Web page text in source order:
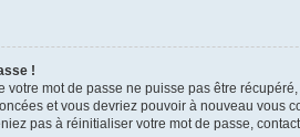
!
votre mot de passe ne puisse pas être
et vous devriez pouvoir à nouveau vous
pas à réinitialiser votre mot de passe,